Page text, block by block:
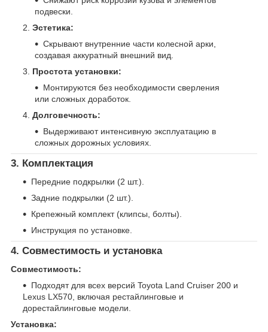
подвески.
Эстетика:
Скрывают внутренние части колесной арки,
создавая аккуратный внешний вид.
Простота установки:
Монтируются без необходимости сверления
или сложных доработок.
Долговечность:
Выдерживают интенсивную эксплуатацию в
сложных дорожных условиях.
3. Комплектация
Передние подкрылки (2 шт.).
Задние подкрылки (2 шт.).
Крепежный комплект (клипсы, болты).
Инструкция по установке.
4. Совместимость и установка
Совместимость:
Подходят для всех версий Toyota Land Cruiser 200 и
Lexus LX570, включая рестайлинговые и
дорестайлинговые модели.
Установка: